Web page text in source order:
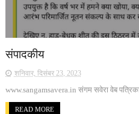
संपादकीय
शनिवार, दिसंबर 23, 2023
www.sangamsavera.in संगम सवेरा वेब
READ MORE